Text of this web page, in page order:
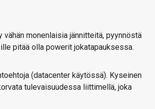
vähän monenlaisia jännitteitä, pyynnöstä
pitää olla powerit jokatapauksessa.
(datacenter käytössä). Kyseinen
tulevaisuudessa liittimellä, joka